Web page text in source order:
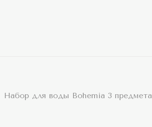
Набор для воды Bohemia 3 предмета